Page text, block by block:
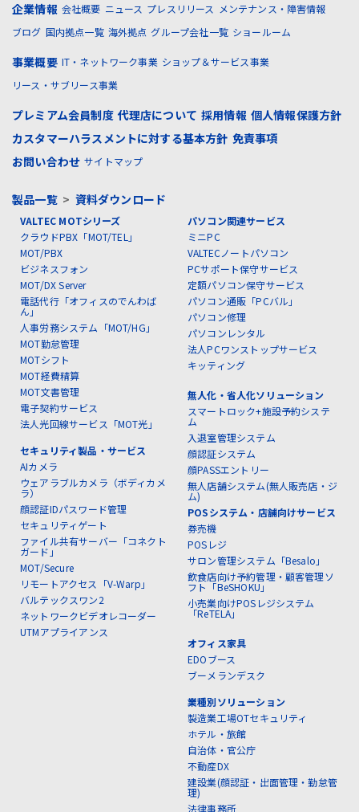
企業情報 会社概要 ニュース プレスリリース
メンテナンス・障害情報
ブログ 国内拠点一覧 海外拠点 グループ会社一覧 ショールーム
事業概要 IT・ネットワーク事業 ショップ＆サービス事業
リース・サブリース事業
プレミアム会員制度 代理店について 採用情報 個人情報保護方針
カスタマーハラスメントに対する基本方針 免責事項
お問い合わせ サイトマップ
製品一覧> 資料ダウンロード
VALTEC MOTシリーズ
クラウドPBX「MOT/TEL」
MOT/PBX
ビジネスフォン
MOT/DX Server
電話代行「オフィスのでんわば
ん」
人事労務システム「MOT/HG」
MOT勤怠管理
MOTシフト
MOT経費精算
MOT文書管理
電子契約サービス
法人光回線サービス「MOT光」
セキュリティ製品・サービス
AIカメラ
ウェアラブルカメラ（ボディカメ
ラ）
顔認証IDパスワード管理
セキュリティゲート
ファイル共有サーバー「コネクト
ガード」
MOT/Secure
リモートアクセス「V-Warp」
バルテックスワン2
ネットワークビデオレコーダー
UTMアプライアンス
パソコン関連サービス
ミニPC
VALTECノートパソコン
PCサポート保守サービス
定額パソコン保守サービス
パソコン通販「PCバル」
パソコン修理
パソコンレンタル
法人PCワンストップサービス
キッティング
無人化・省人化ソリューション
スマートロック+施設予約システ
ム
入退室管理システム
顔認証システム
顔PASSエントリー
無人店舗システム(無人販売店・ジ
ム)
POSシステム・店舗向けサービス
券売機
POSレジ
サロン管理システム「Besalo」
飲食店向け予約管理・顧客管理ソ
フト「BeSHOKU」
小売業向けPOSレジシステム
「ReTELA」
オフィス家具
EDOブース
ブーメランデスク
業種別ソリューション
製造業工場OTセキュリティ
ホテル・旅館
自治体・官公庁
不動産DX
建設業(顔認証・出面管理・勤怠管
理)
法律事務所